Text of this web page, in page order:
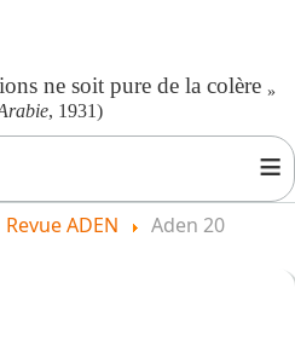
ne soit pure de la colère »
, 1931)
≡
Revue ADEN Aden 20